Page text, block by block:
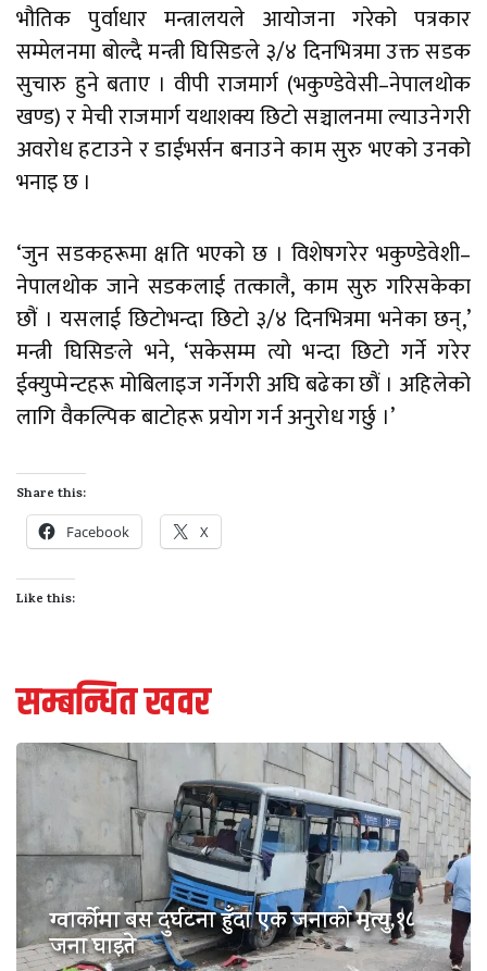
भौतिक पुर्वाधार मन्त्रालयले आयोजना गरेको पत्रकार
सम्मेलनमा बोल्दै मन्त्री घिसिङले ३/४ दिनभित्रमा उक्त सडक
सुचारु हुने बताए । वीपी राजमार्ग (भकुण्डेवेसी–नेपालथोक
खण्ड) र मेची राजमार्ग यथाशक्य छिटो सञ्चालनमा ल्याउनेगरी
अवरोध हटाउने र डाईभर्सन बनाउने काम सुरु भएको उनको
भनाइ छ ।
‘जुन सडकहरूमा क्षति भएको छ । विशेषगरेर भकुण्डेवेशी–
नेपालथोक जाने सडकलाई तत्कालै, काम सुरु गरिसकेका
छौं । यसलाई छिटोभन्दा छिटो ३/४ दिनभित्रमा भनेका छन्,’
मन्त्री घिसिङले भने, ‘सकेसम्म त्यो भन्दा छिटो गर्ने गरेर
ईक्युप्मेन्टहरू मोबिलाइज गर्नेगरी अघि बढेका छौं । अहिलेको
लागि वैकल्पिक बाटोहरू प्रयोग गर्न अनुरोध गर्छु ।’
Share this:
Facebook X
Like this:
सम्बन्धित खवर
ग्वार्कोमा बस दुर्घटना हुँदा एक जनाको मृत्यु,१८
जना घाइते